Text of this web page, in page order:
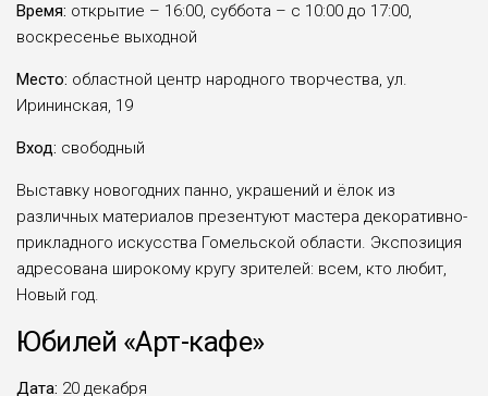
Время: открытие – 16:00, суббота – с 10:00 до 17:00,
воскресенье выходной
Место: областной центр народного творчества, ул.
Ирининская, 19
Вход: свободный
Выставку новогодних панно, украшений и ёлок из
различных материалов презентуют мастера декоративно-
прикладного искусства Гомельской области. Экспозиция
адресована широкому кругу зрителей: всем, кто любит,
Новый год.
Юбилей «Арт-кафе»
Дата: 20 декабря